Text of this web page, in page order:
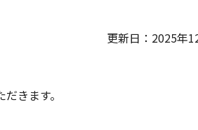
更新日：2025年
きます。